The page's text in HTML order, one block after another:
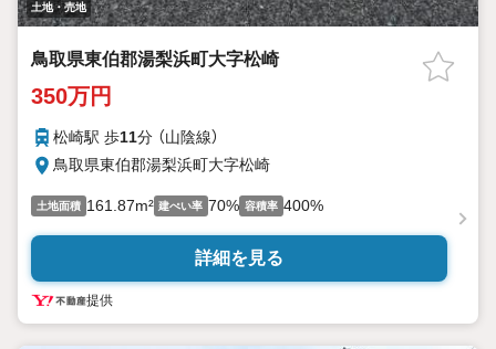
土地・売地
鳥取県東伯郡湯梨浜町大字松崎
350万円
松崎駅 歩11分 （山陰線）
鳥取県東伯郡湯梨浜町大字松崎
土地面積 161.87m² 建ぺい率 70% 容積率 400%
詳細を見る
提供